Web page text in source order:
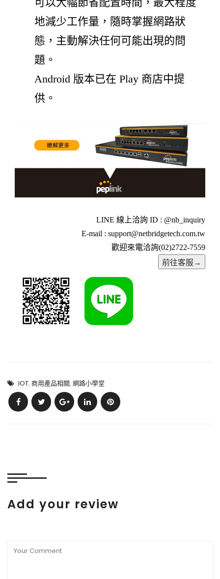
地減少工作量，隨時掌握網路狀
態，主動解決任何可能出現的問
題。
Android 版本已在 Play 商店中提
供。
LINE 線上洽詢 ID : @nb_inquiry
E-mail : support@netbridgetech.com.tw
歡迎來電洽詢(02)2722-7559
IOT, 商用產品相關, 網路小學堂
Add your review